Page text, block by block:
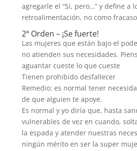
agregarle el “Si, pero…” y define a
retroalimentación, no como fracaso
2ª Orden – ¡Se fuerte!
Las mujeres que están bajo el
no atienden sus necesidades.
aguantar cueste lo que cueste
Tienen prohibido desfallecer
Remedio: es normal tener
de que alguien te apoye.
Es normal y yo diría que, hasta
vulnerables de vez en cuando,
la espada y atender nuestras
ningún mérito en ser la super